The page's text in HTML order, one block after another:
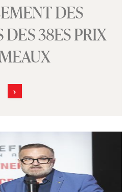
DES
38ES PRIX